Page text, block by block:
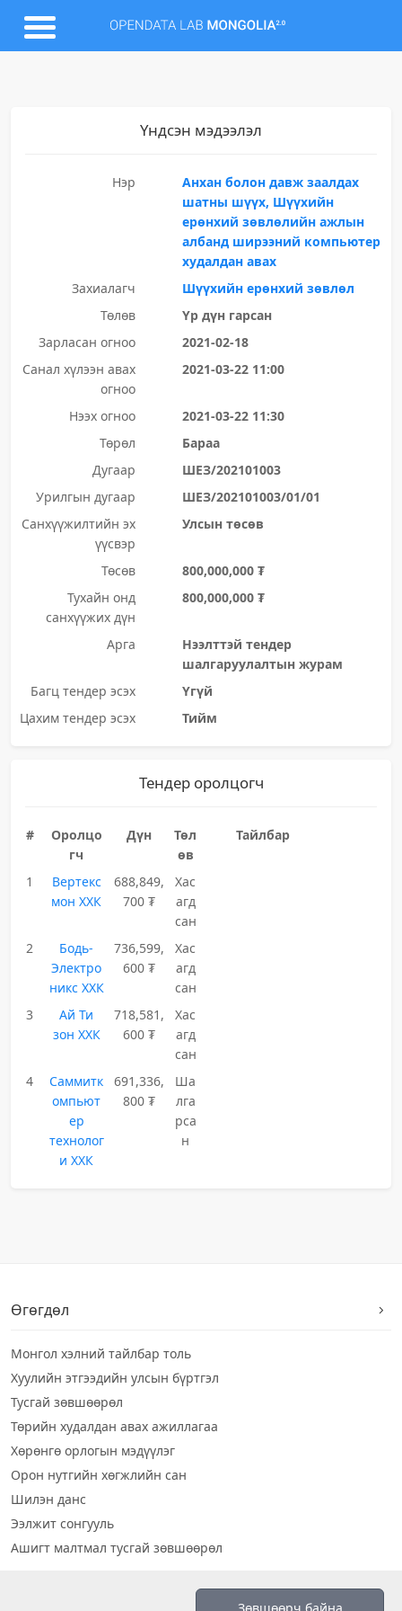
Үндсэн мэдээлэл
Нэр
Анхан болон давж заалдах
шатны шүүх, Шүүхийн
ерөнхий зөвлөлийн ажлын
албанд ширээний компьютер
худалдан авах
Захиалагч
Шүүхийн ерөнхий зөвлөл
Төлөв
Үр дүн гарсан
Зарласан огноо
2021-02-18
Санал хүлээн авах
огноо
2021-03-22 11:00
Нээх огноо
2021-03-22 11:30
Төрөл
Бараа
Дугаар
ШЕЗ/202101003
Урилгын дугаар
ШЕЗ/202101003/01/01
Санхүүжилтийн эх
үүсвэр
Улсын төсөв
Төсөв
800,000,000 ₮
Тухайн онд
санхүүжих дүн
800,000,000 ₮
Арга
Нээлттэй тендер
шалгаруулалтын журам
Багц тендер эсэх
Үгүй
Цахим тендер эсэх
Тийм
Тендер оролцогч
#
Оролцо
гч
Дүн
Төл
өв
Тайлбар
1
Вертекс
мон ХХК
688,849,
700 ₮
Хас
агд
сан
2
Бодь-
Электро
никс ХХК
736,599,
600 ₮
Хас
агд
сан
3
Ай Ти
зон ХХК
718,581,
600 ₮
Хас
агд
сан
4
Саммитк
омпьют
ер
технолог
и ХХК
691,336,
800 ₮
Ша
лга
рса
н
Өгөгдөл
Монгол хэлний тайлбар толь
Хуулийн этгээдийн улсын бүртгэл
Тусгай зөвшөөрөл
Төрийн худалдан авах ажиллагаа
Хөрөнгө орлогын мэдүүлэг
Орон нутгийн хөгжлийн сан
Шилэн данс
Ээлжит сонгууль
Ашигт малтмал тусгай зөвшөөрөл